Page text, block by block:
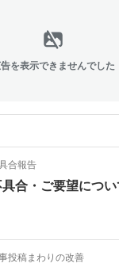
を表示できませんでした
合報告
合・ご要望につい
投稿まわりの改善